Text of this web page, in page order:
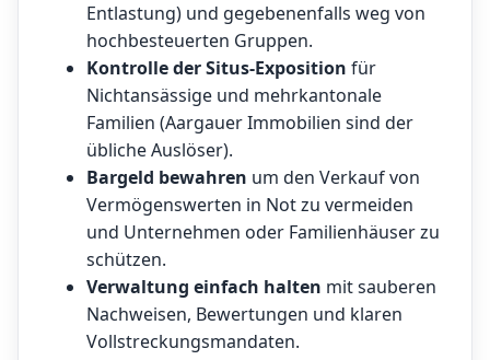
Entlastung) und gegebenenfalls weg von
hochbesteuerten Gruppen.
Kontrolle der Situs-Exposition für
Nichtansässige und mehrkantonale
Familien (Aargauer Immobilien sind der
übliche Auslöser).
Bargeld bewahren um den Verkauf von
Vermögenswerten in Not zu vermeiden
und Unternehmen oder Familienhäuser zu
schützen.
Verwaltung einfach halten mit sauberen
Nachweisen, Bewertungen und klaren
Vollstreckungsmandaten.